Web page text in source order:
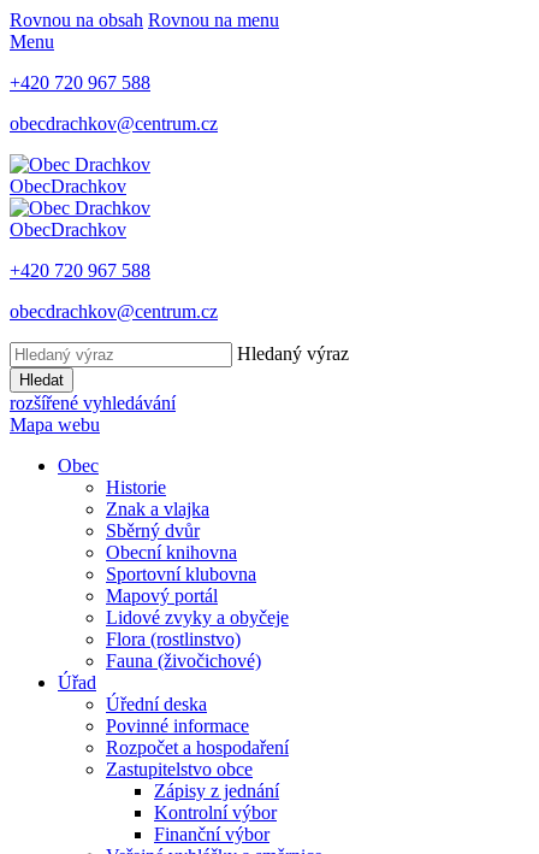
Rovnou na obsah Rovnou na menu
Menu
+420 720 967 588
obecdrachkov@centrum.cz
ObecDrachkov
ObecDrachkov
+420 720 967 588
obecdrachkov@centrum.cz
Hledaný výraz
Hledat
rozšířené vyhledávání
Mapa webu
Obec
Historie
Znak a vlajka
Sběrný dvůr
Obecní knihovna
Sportovní klubovna
Mapový portál
Lidové zvyky a obyčeje
Flora (rostlinstvo)
Fauna (živočichové)
Úřad
Úřední deska
Povinné informace
Rozpočet a hospodaření
Zastupitelstvo obce
Zápisy z jednání
Kontrolní výbor
Finanční výbor